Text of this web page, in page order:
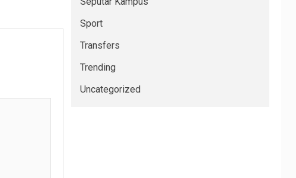
Sport
Transfers
Trending
Uncategorized